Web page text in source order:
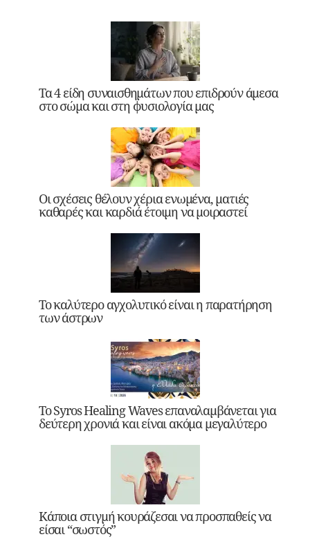
Τα 4 είδη συναισθημάτων που επιδρούν άμεσα
στο σώμα και στη φυσιολογία μας
Οι σχέσεις θέλουν χέρια ενωμένα, ματιές
καθαρές και καρδιά έτοιμη να μοιραστεί
Το καλύτερο αγχολυτικό είναι η παρατήρηση
των άστρων
Το Syros Healing Waves επαναλαμβάνεται για
δεύτερη χρονιά και είναι ακόμα μεγαλύτερο
Κάποια στιγμή κουράζεσαι να προσπαθείς να
είσαι “σωστός”